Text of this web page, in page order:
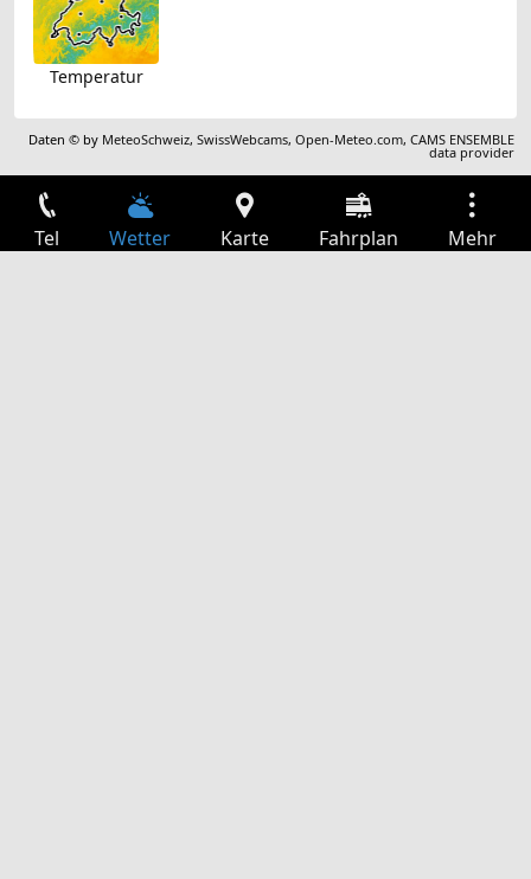
Temperatur
Daten © by MeteoSchweiz,SwissWebcams,Open-Meteo.com,CAMS ENSEMBLE
data provider
Tel Wetter Karte Fahrplan Mehr